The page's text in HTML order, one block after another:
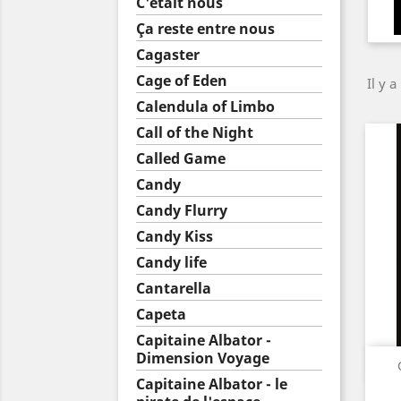
Ça reste entre nous
Cagaster
Cage of Eden
Calendula of Limbo
Call of the Night
Called Game
Candy
Candy Flurry
Candy Kiss
Candy life
Cantarella
Capeta
Capitaine Albator -
Dimension Voyage
Capitaine Albator - le
Il y a